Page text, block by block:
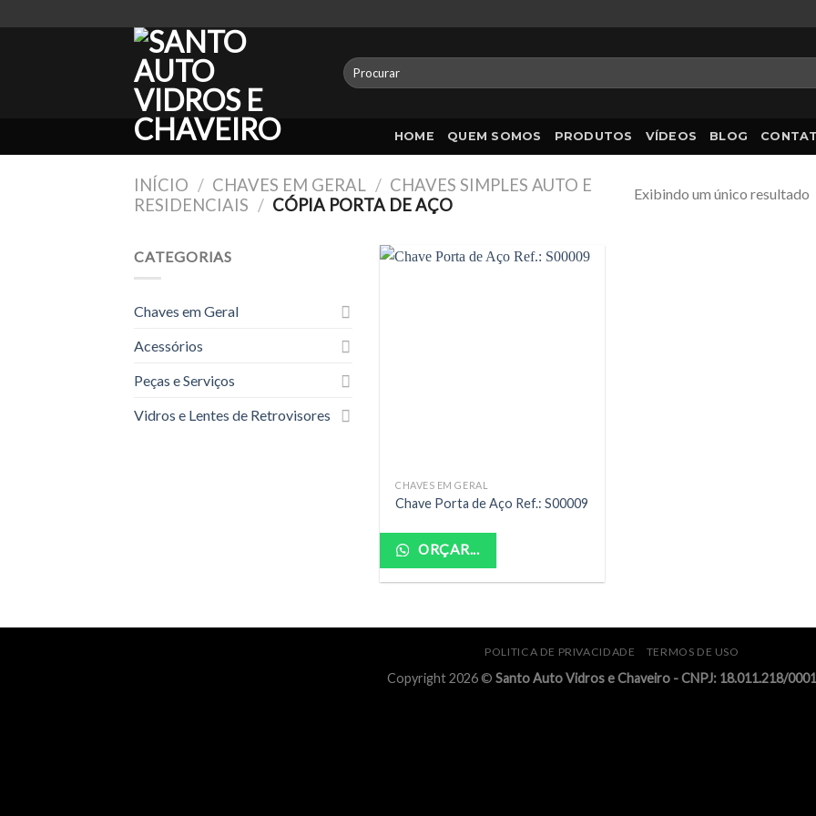
to
Pesquisar
por:
HOME QUEM SOMOS PRODUTOS VÍDEOS BLOG
INÍCIO / CHAVES EM GERAL / CHAVES SIMPLES AUTO E
RESIDENCIAIS / CÓPIA PORTA DE AÇO
Exibindo um único resultado
CATEGORIAS
Chaves em Geral
Acessórios
Peças e Serviços
Vidros e Lentes de Retrovisores
CHAVES EM GERAL
Chave Porta de Aço Ref.: S00009
ORÇAR...
POLITICA DE PRIVACIDADE TERMOS DE USO
Copyright 2026 © Santo Auto Vidros e Chaveiro - CNPJ: 18.011.218/